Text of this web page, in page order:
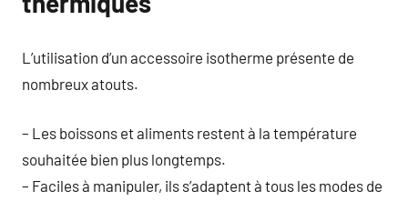
L’utilisation d’un accessoire isotherme présente de
nombreux atouts.
– Les boissons et aliments restent à la température
souhaitée bien plus longtemps.
– Faciles à manipuler, ils s’adaptent à tous les modes de